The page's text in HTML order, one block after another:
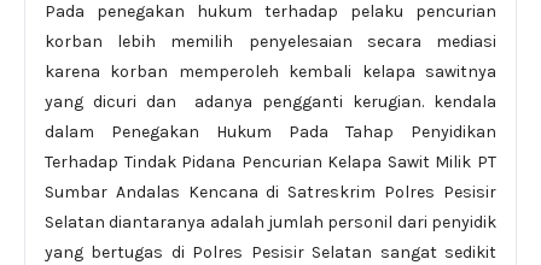
Pada penegakan hukum terhadap pelaku pencurian
korban lebih memilih penyelesaian secara mediasi
karena korban memperoleh kembali kelapa sawitnya
yang dicuri dan adanya pengganti kerugian. kendala
dalam Penegakan Hukum Pada Tahap Penyidikan
Terhadap Tindak Pidana Pencurian Kelapa Sawit Milik PT
Sumbar Andalas Kencana di Satreskrim Polres Pesisir
Selatan diantaranya adalah jumlah personil dari penyidik
yang bertugas di Polres Pesisir Selatan sangat sedikit